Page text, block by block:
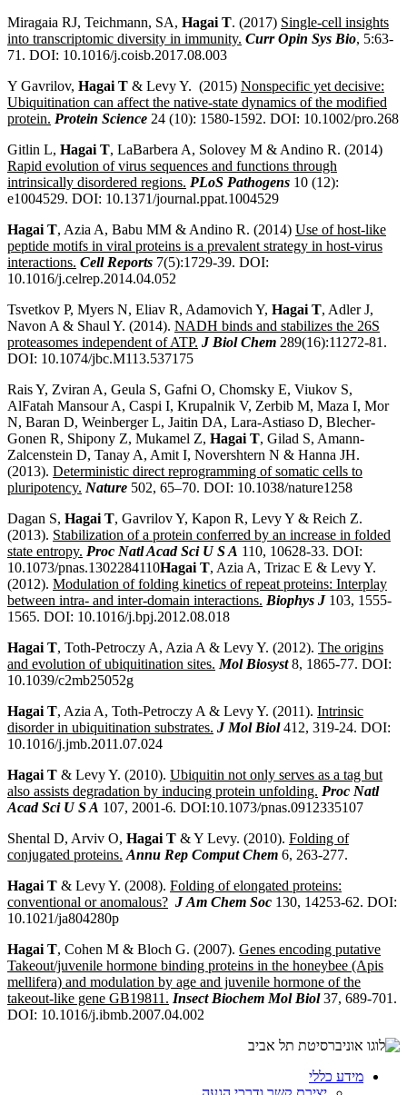
Miragaia RJ, Teichmann, SA, Hagai T. (2017) Single-cell insights
into transcriptomic diversity in immunity. Curr Opin Sys Bio, 5:63-
71. DOI: 10.1016/j.coisb.2017.08.003
Y Gavrilov, Hagai T & Levy Y. (2015) Nonspecific yet decisive:
Ubiquitination can affect the native‐state dynamics of the modified
protein. Protein Science 24 (10): 1580-1592. DOI: 10.1002/pro.268
Gitlin L, Hagai T, LaBarbera A, Solovey M & Andino R. (2014)
Rapid evolution of virus sequences and functions through
intrinsically disordered regions. PLoS Pathogens 10 (12):
e1004529. DOI: 10.1371/journal.ppat.1004529
Hagai T, Azia A, Babu MM & Andino R. (2014) Use of host-like
peptide motifs in viral proteins is a prevalent strategy in host-virus
interactions. Cell Reports 7(5):1729-39. DOI:
10.1016/j.celrep.2014.04.052
Tsvetkov P, Myers N, Eliav R, Adamovich Y, Hagai T, Adler J,
Navon A & Shaul Y. (2014). NADH binds and stabilizes the 26S
proteasomes independent of ATP. J Biol Chem 289(16):11272-81.
DOI: 10.1074/jbc.M113.537175
Rais Y, Zviran A, Geula S, Gafni O, Chomsky E, Viukov S,
AlFatah Mansour A, Caspi I, Krupalnik V, Zerbib M, Maza I, Mor
N, Baran D, Weinberger L, Jaitin DA, Lara-Astiaso D, Blecher-
Gonen R, Shipony Z, Mukamel Z, Hagai T, Gilad S, Amann-
Zalcenstein D, Tanay A, Amit I, Novershtern N & Hanna JH.
(2013). Deterministic direct reprogramming of somatic cells to
pluripotency. Nature 502, 65–70. DOI: 10.1038/nature1258
Dagan S, Hagai T, Gavrilov Y, Kapon R, Levy Y & Reich Z.
(2013). Stabilization of a protein conferred by an increase in folded
state entropy. Proc Natl Acad Sci U S A 110, 10628-33. DOI:
10.1073/pnas.1302284110Hagai T, Azia A, Trizac E & Levy Y.
(2012). Modulation of folding kinetics of repeat proteins: Interplay
between intra- and inter-domain interactions. Biophys J103, 1555-
1565. DOI: 10.1016/j.bpj.2012.08.018
Hagai T, Toth-Petroczy A, Azia A & Levy Y. (2012). The origins
and evolution of ubiquitination sites. Mol Biosyst8, 1865-77. DOI:
10.1039/c2mb25052g
Hagai T, Azia A, Toth-Petroczy A & Levy Y. (2011). Intrinsic
disorder in ubiquitination substrates. J Mol Biol412, 319-24. DOI:
10.1016/j.jmb.2011.07.024
Hagai T & Levy Y. (2010). Ubiquitin not only serves as a tag but
also assists degradation by inducing protein unfolding. Proc Natl
Acad Sci U S A 107, 2001-6. DOI:10.1073/pnas.0912335107
Shental D, Arviv O, Hagai T & Y Levy. (2010). Folding of
conjugated proteins. Annu Rep Comput Chem 6, 263-277.
Hagai T & Levy Y. (2008). Folding of elongated proteins:
conventional or anomalous? J Am Chem Soc 130, 14253-62. DOI:
10.1021/ja804280p
Hagai T, Cohen M & Bloch G. (2007). Genes encoding putative
Takeout/juvenile hormone binding proteins in the honeybee (Apis
mellifera) and modulation by age and juvenile hormone of the
takeout-like gene GB19811. Insect Biochem Mol Biol37, 689-701.
DOI: 10.1016/j.ibmb.2007.04.002
מידע כללי